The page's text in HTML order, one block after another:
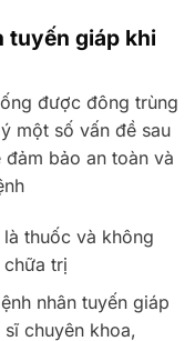
tuyến giáp khi
được đông trùng
một số vấn đề sau
bảo an toàn và
thuốc và không
trị
nhân tuyến giáp
chuyên khoa,